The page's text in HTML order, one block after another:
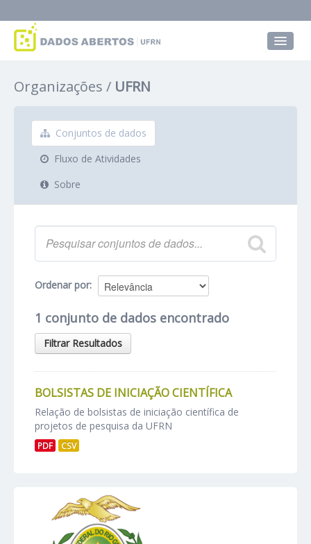
Grupos
Sobre
Organizações UFRN
Conjuntos de dados
Fluxo de Atividades
Sobre
Ordenar por
1 conjunto de dados encontrado
Filtrar Resultados
BOLSISTAS DE INICIAÇÃO CIENTÍFICA
Relação de bolsistas de iniciação científica de
projetos de pesquisa da UFRN
PDF CSV